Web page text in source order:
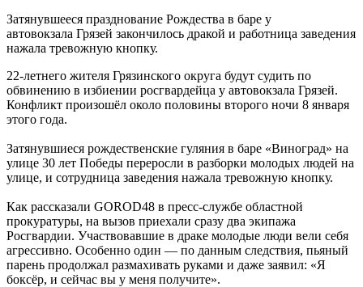
Затянувшееся празднование Рождества в баре у
автовокзала Грязей закончилось дракой и работница заведения
нажала тревожную кнопку.
22-летнего жителя Грязинского округа будут судить по
обвинению в избиении росгвардейца у автовокзала Грязей.
Конфликт произошёл около половины второго ночи 8 января
этого года.
Затянувшиеся рождественские гуляния в баре «Виноград» на
улице 30 лет Победы переросли в разборки молодых людей на
улице, и сотрудница заведения нажала тревожную кнопку.
Как рассказали GOROD48 в пресс-службе областной
прокуратуры, на вызов приехали сразу два экипажа
Росгвардии. Участвовавшие в драке молодые люди вели себя
агрессивно. Особенно один — по данным следствия, пьяный
парень продолжал размахивать руками и даже заявил: «Я
боксёр, и сейчас вы у меня получите».